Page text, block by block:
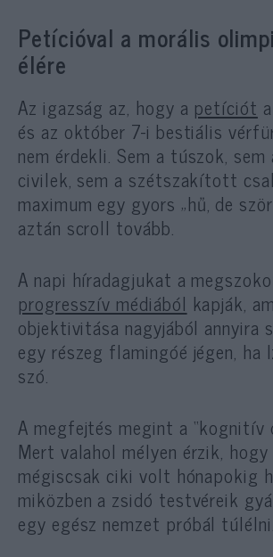
Petícióval a morális
élére
Az igazság az, hogy a petíciót
és az október 7-i bestiális
nem érdekli. Sem a túszok,
civilek, sem a szétszakított
maximum egy gyors „hű, de
aztán scroll tovább.
A napi híradagjukat a
progresszív médiából kapják,
objektivitása nagyjából annyira
egy részeg flamingóé jégen, ha
szó.
A megfejtés megint a “kognitív
Mert valahol mélyen érzik,
mégiscsak ciki volt hónapokig
miközben a zsidó testvéreik
egy egész nemzet próbál túlélni.